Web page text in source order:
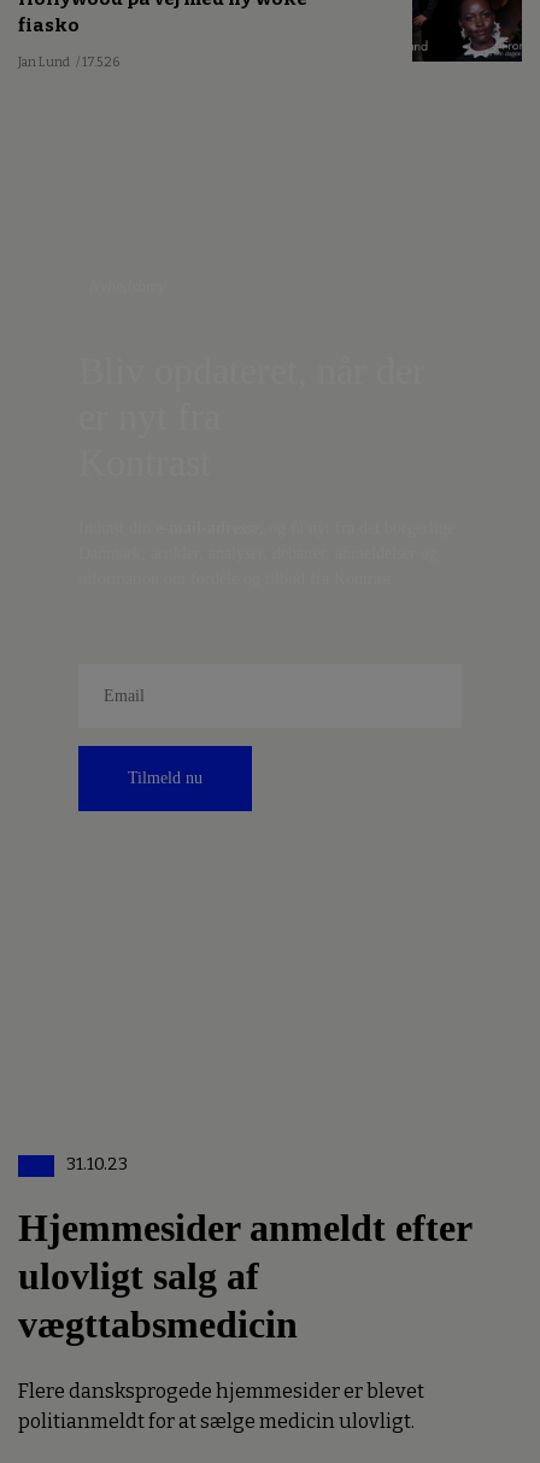
fiasko
Jan Lund / 17.5.26
Tilmeld nu
31.10.23
Hjemmesider anmeldt efter
ulovligt salg af
vægttabsmedicin
Flere dansksprogede hjemmesider er blevet
politianmeldt for at sælge medicin ulovligt.